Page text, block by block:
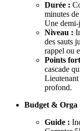
Durée :
minutes
Une demi-
Niveau :
des sauts
rappel ou
Points
cascade
Lieutenant
profond.
Budget & Orga
Guide :